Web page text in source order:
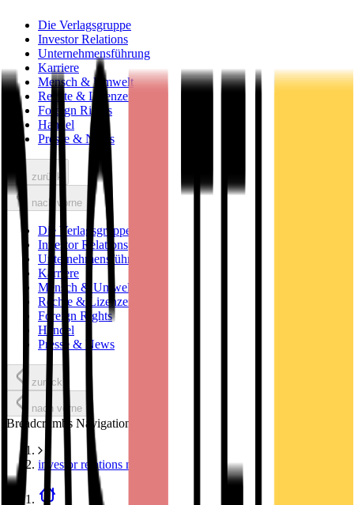
Die Verlagsgruppe
Investor Relations
Unternehmensführung
Karriere
Mensch & Umwelt
Rechte & Lizenzen
Foreign Rights
Handel
Presse & News
zurück
nach vorne
Die Verlagsgruppe
Investor Relations
Unternehmensführung
Karriere
Mensch & Umwelt
Rechte & Lizenzen
Foreign Rights
Handel
Presse & News
zurück
nach vorne
Breadcrumbs Navigation
investor relations news